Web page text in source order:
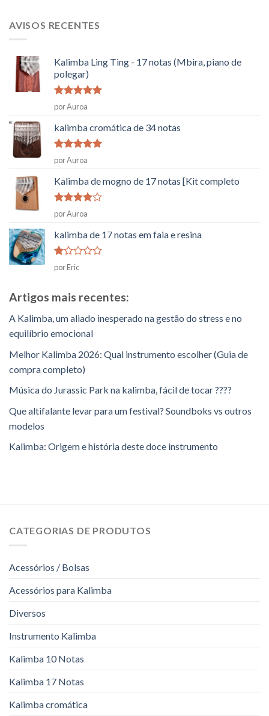
AVISOS RECENTES
Kalimba Ling Ting - 17 notas (Mbira, piano de
polegar)
Classificado
como
5
por Auroa
kalimba cromática de 34 notas
Classificado
como
5
por Auroa
Kalimba de mogno de 17 notas [Kit completo
Classificado
como
em 5
por Auroa
kalimba de 17 notas em faia e resina
Classificado
como
em
5
por Eric
Artigos mais recentes:
A Kalimba, um aliado inesperado na gestão do stress e no
equilíbrio emocional
Melhor Kalimba 2026: Qual instrumento escolher (Guia de
compra completo)
Música do Jurassic Park na kalimba, fácil de tocar ????
Que altifalante levar para um festival? Soundboks vs outros
modelos
Kalimba: Origem e história deste doce instrumento
CATEGORIAS DE PRODUTOS
Acessórios / Bolsas
Acessórios para Kalimba
Diversos
Instrumento Kalimba
Kalimba 10 Notas
Kalimba 17 Notas
Kalimba cromática